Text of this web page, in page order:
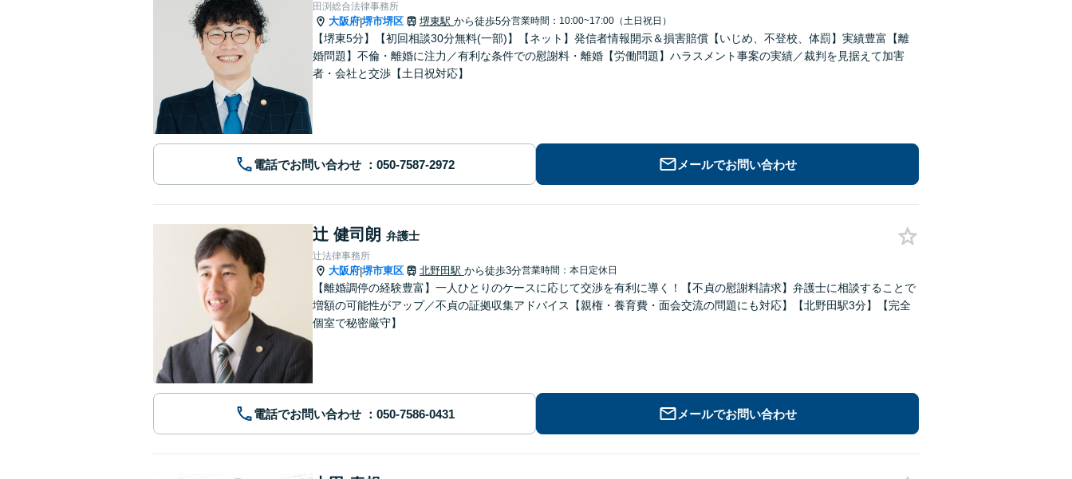
田渕総合法律事務所
大阪府|堺市堺区 堺東駅 から徒歩5分営業時間：10:00~17:00（土日祝日）
【堺東5分】【初回相談30分無料(一部)】【ネット】発信者情報開示＆損害賠償【いじめ、不登校、体罰】実績豊富【離
婚問題】不倫・離婚に注力／有利な条件での慰謝料・離婚【労働問題】ハラスメント事案の実績／裁判を見据えて加害
者・会社と交渉【土日祝対応】
電話でお問い合わせ メールでお問い合わせ
辻 健司朗 弁護士
辻法律事務所
大阪府|堺市東区 北野田駅 から徒歩3分営業時間：本日定休日
【離婚調停の経験豊富】一人ひとりのケースに応じて交渉を有利に導く！【不貞の慰謝料請求】弁護士に相談することで
増額の可能性がアップ／不貞の証拠収集アドバイス【親権・養育費・面会交流の問題にも対応】【北野田駅3分】【完全
個室で秘密厳守】
電話でお問い合わせ メールでお問い合わせ